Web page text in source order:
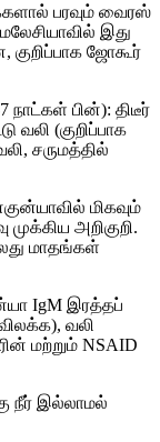
பரவும் வைரஸ்
இது
குறிப்பாக ஜோகூர்
நாட்கள் பின்): திடீர்
வலி (குறிப்பாக
சருமத்தில்
மிகவும்
அறிகுறி.
மாதங்கள்
IgM இரத்தப்
வலி
மற்றும் NSAID
நீர் இல்லாமல்